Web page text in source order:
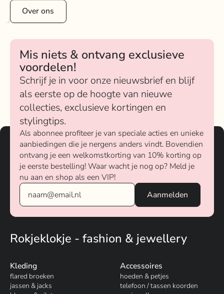
Over ons
Mis niets & ontvang exclusieve
voordelen!
Schrijf je in voor onze nieuwsbrief en blijf
als eerste op de hoogte van nieuwe
collecties, exclusieve kortingen en
stylingtips.
Als abonnee profiteer je van speciale acties en unieke
aanbiedingen die je nergens anders vindt. Bovendien
ontvang je een welkomstkorting van 10% korting op
je eerste bestelling! Waar wacht je nog op? Meld je
nu aan en shop als een VIP!
Rokjeklokje - fashion & jewellery
Kleding
flared broeken
jassen & jacks
Accessoires
hoeden & petjes
telefoon / tassen koorden